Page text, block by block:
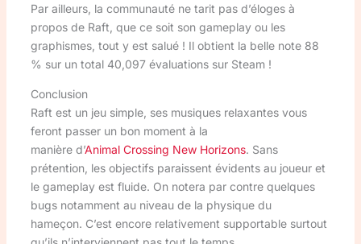
Par ailleurs, la communauté ne tarit pas d’éloges à
propos de Raft, que ce soit son gameplay ou les
graphismes, tout y est salué ! Il obtient la belle note 88
% sur un total 40,097 évaluations sur Steam !
Conclusion
Raft est un jeu simple, ses musiques relaxantes vous
feront passer un bon moment à la
manière d’Animal Crossing New Horizons. Sans
prétention, les objectifs paraissent évidents au joueur et
le gameplay est fluide. On notera par contre quelques
bugs notamment au niveau de la physique du
hameçon. C’est encore relativement supportable surtout